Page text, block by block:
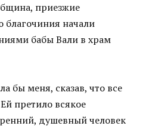
приезжие
благочиния начали
бабы Вали в храм
бы меня, сказав, что все
претило всякое
душевный человек